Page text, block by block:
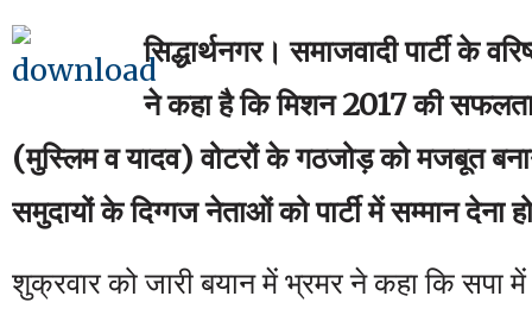
सिद्धार्थनगर। समाजवादी पार्टी के
ने कहा है कि मिशन 2017 की सफलता
(मुस्लिम व यादव) वोटरों के गठजोड़ को मजबूत
समुदायों के दिग्गज नेताओं को पार्टी में सम्मान देना
शुक्रवार को जारी बयान में भ्रमर ने कहा कि सपा में